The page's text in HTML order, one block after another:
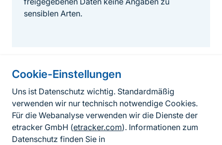
Cookie-Einstellungen
Uns ist Datenschutz wichtig. Standardmäßig
verwenden wir nur technisch notwendige Cookies.
Für die Webanalyse verwenden wir die Dienste der
etracker GmbH (etracker.com). Informationen zum
Datenschutz finden Sie in
sensiblen Arten.
Informationen zur Seite
FußzeileKontakt zum BfN
Kontaktformular